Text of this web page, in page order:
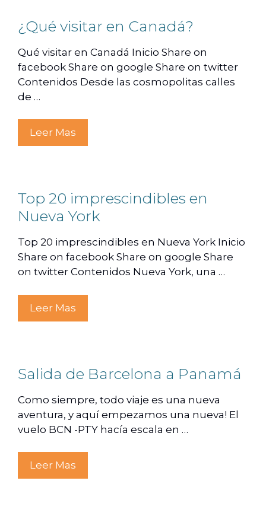
¿Qué visitar en Canadá?
Qué visitar en Canadá Inicio Share on
facebook Share on google Share on twitter
Contenidos Desde las cosmopolitas calles
de …
Leer Mas
Top 20 imprescindibles en
Nueva York
Top 20 imprescindibles en Nueva York Inicio
Share on facebook Share on google Share
on twitter Contenidos Nueva York, una …
Leer Mas
Salida de Barcelona a Panamá
Como siempre, todo viaje es una nueva
aventura, y aquí empezamos una nueva! El
vuelo BCN -PTY hacía escala en …
Leer Mas